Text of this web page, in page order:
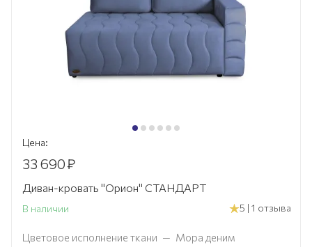
Цена:
33 690₽
Диван-кровать "Орион" СТАНДАРТ
В наличии 5 | 1 отзыва
Цветовое исполнение ткани — Мора деним